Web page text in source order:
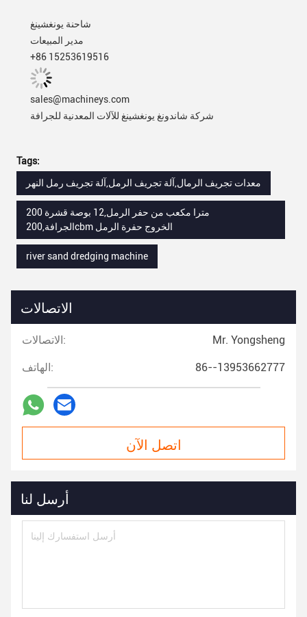
شاحنة يونغشينغ
مدير المبيعات
+86 15253619516
sales@machineys.com
شركة شاندونغ يونغشينغ للآلات المعدنية للجرافة
Tags:
معدات تجريف الرمال,آلة تجريف الرمل,آلة تجريف رمل النهر
200 مترا مكعب من حفر الرمل,12 بوصة قشرة
الجرافة,200cbm الخروج حفرة الرمل
river sand dredging machine
الاتصالات
الاتصالات: Mr. Yongsheng
الهاتف: 86--13953662777
اتصل الآن
أرسل لنا